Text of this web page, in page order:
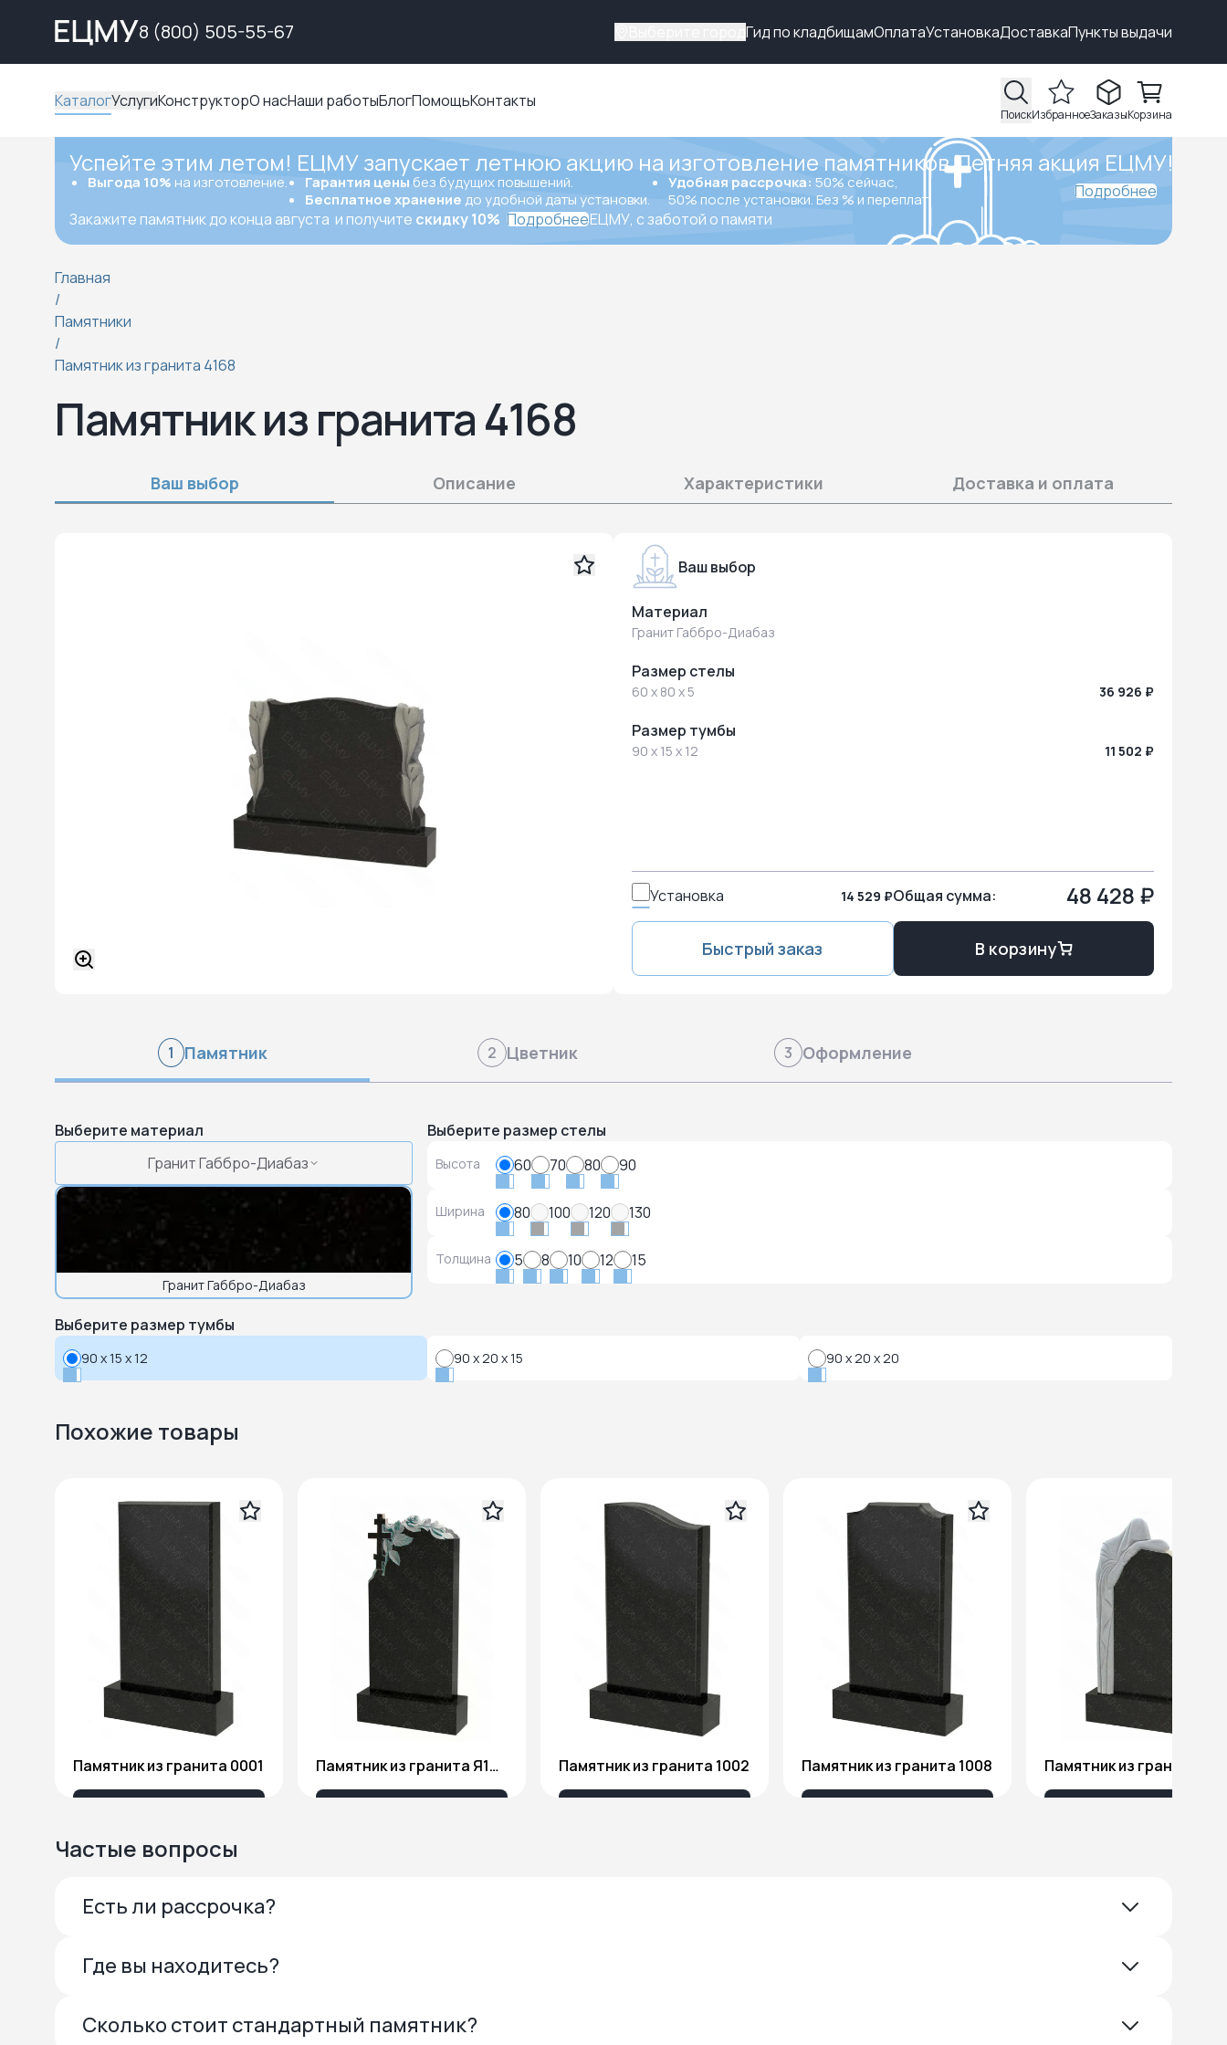
8 (800) 505-55-67 Гид по кладбищамОплатаУстановкаДоставкаПункты выдачи
КаталогУслугиКонструкторО насНаши работыБлогПомощьКонтакты
ПоискИзбранноеЗаказыКорзина
Успейте этим летом! ЕЦМУ запускает летнюю акцию на изготовление памятников.Летняя акция ЕЦМУ!
Выгода 10% на изготовление. Гарантия цены без будущих повышений.
Бесплатное хранение до удобной даты установки.
Удобная рассрочка: 50% сейчас,
50% после установки. Без % и переплат.
Закажите памятник до конца августа и получите скидку 10% ПодробнееЕЦМУ, с заботой о памяти
Подробнее
Главная
/
Памятники
/
Памятник из гранита 4168
Памятник из гранита 4168
Ваш выбор Описание Характеристики Доставка и оплата
Ваш выбор
Материал
Гранит Габбро-Диабаз
Размер стелы
60 x 80 x 5 36 926 ₽
Размер тумбы
90 x 15 x 12 11 502 ₽
Установка 14 529 ₽Общая сумма: 48 428 ₽
Быстрый заказ В корзину
1 Памятник 2 Цветник 3 Оформление
Выберите материал
Гранит Габбро-Диабаз
Гранит Габбро-Диабаз
Выберите размер стелы
Высота 60 70 80 90
Ширина 80 100 120 130
Толщина 5 8 10 12 15
Выберите размер тумбы
90 x 15 x 12 90 x 20 x 15 90 x 20 x 20
Похожие товары
Памятник из гранита 0001 Памятник из гранита Я1806 Памятник из гранита 1002 Памятник из гранита 1008
Частые вопросы
Есть ли рассрочка?
Где вы находитесь?
Сколько стоит стандартный памятник?